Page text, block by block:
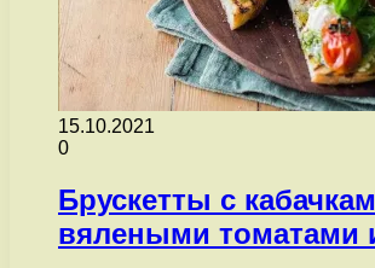
15.10.2021
0
Брускетты с
вялеными томатами